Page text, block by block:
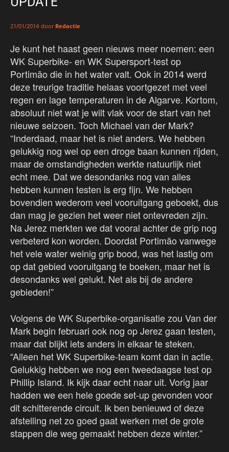
21/01/2014 door Redactie
Je kunt het haast geen nieuws meer noemen: een
WK Superbike- en WK Supersport-test op
Portimão die in het water valt. Ook in 2014 werd
deze treurige traditie helaas voortgezet met veel
regen en lage temperaturen in de Algarve. Kortom,
absoluut niet wat je wilt vlak voor de start van het
nieuwe seizoen. Toch Michael van der Mark?
“Inderdaad, maar het is niet anders. We hebben
gelukkig nog wel op een droge baan kunnen rijden,
maar de omstandigheden werkte natuurlijk niet
echt mee. Dat we desondanks nog van alles
hebben kunnen testen is erg fijn. We hebben
bovendien wederom veel vooruitgang geboekt, dus
dan mag je gezien het weer niet ontevreden zijn.
Na Jerez merkten we dat vooral achter de grip nog
verbeterd kon worden. Doordat Portimão vanwege
het vele water weinig grip bood, was het lastig om
op dat gebied vooruitgang te boeken, maar het is
desondanks wel gelukt. Net als bij de andere
gebieden!”
Volgens de WK Superbike-organisatie zou Van der
Mark begin februari ook nog op Jerez gaan testen,
maar dat blijkt iets anders in elkaar te steken.
“Alleen het WK Superbike-team komt dan in actie.
Gelukkig hebben we nog een tweedaagse test op
Phillip Island. Ik kijk daar echt naar uit. Vorig jaar
hadden we een hele goede set-up gevonden voor
dit schitterende circuit. Ik ben benieuwd of deze
afstelling net zo goed gaat werken met de grote
stappen die weg gemaakt hebben deze winter.”